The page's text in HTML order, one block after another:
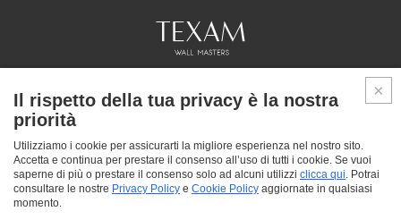
PROFESSIONAL
PUNTI VENDITA
CHI SIAMO
CONTATTACI
Il rispetto della tua privacy è la nostra
priorità
Utilizziamo i cookie per assicurarti la migliore esperienza nel nostro sito.
Accetta e continua per prestare il consenso all’uso di tutti i cookie. Se vuoi
saperne di più o prestare il consenso solo ad alcuni utilizzi clicca qui. Potrai
consultare le nostre Privacy Policy e Cookie Policy aggiornate in qualsiasi
momento.